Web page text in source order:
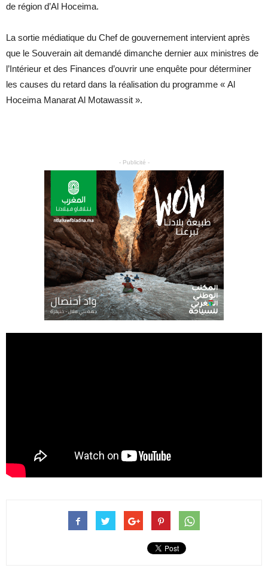
de région d’Al Hoceima.
La sortie médiatique du Chef de gouvernement intervient après
que le Souverain ait demandé dimanche dernier aux ministres de
l’Intérieur et des Finances d’ouvrir une enquête pour déterminer
les causes du retard dans la réalisation du programme « Al
Hoceima Manarat Al Motawassit ».
- Publicité -